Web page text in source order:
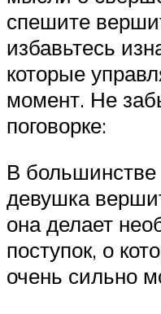
спешите
избавьтесь
которые
момент. Не
поговорке:
В большинстве
девушка
она делает
поступок, о
очень сильно